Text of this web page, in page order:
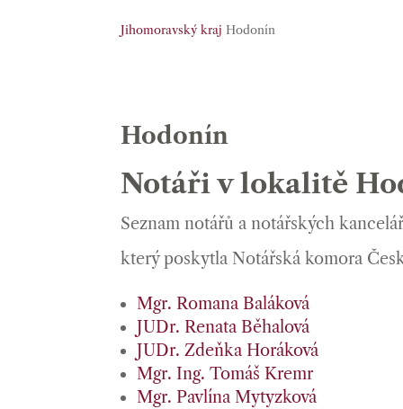
Jihomoravský kraj Hodonín
Hodonín
Notáři v lokalitě
Seznam notářů a notářských
který poskytla Notářská komora
Mgr. Romana Baláková
JUDr. Renata Běhalová
JUDr. Zdeňka Horáková
Mgr. Ing. Tomáš Kremr
Mgr. Pavlína Mytyzková